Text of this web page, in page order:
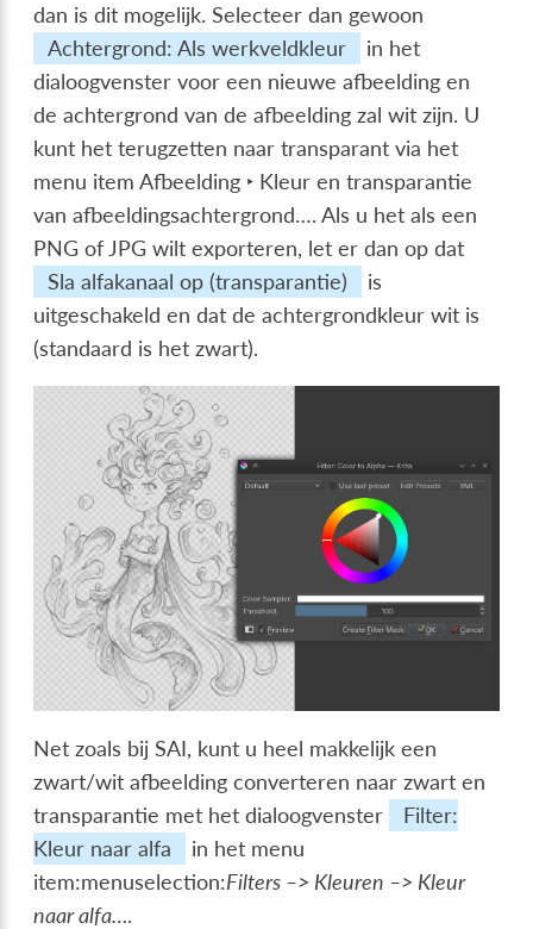
dan is dit mogelijk. Selecteer dan gewoon
Achtergrond: Als werkveldkleur
in het
dialoogvenster voor een nieuwe afbeelding en
de achtergrond van de afbeelding zal wit zijn. U
kunt het terugzetten naar transparant via het
menu itemAfbeelding ‣ Kleur en transparantie
van afbeeldingsachtergrond…. Als u het als een
PNG of JPG wilt exporteren, let er dan op dat
Sla alfakanaal op (transparantie)
is
uitgeschakeld en dat de achtergrondkleur wit is
(standaard is het zwart).
Net zoals bij SAI, kunt u heel makkelijk een
zwart/wit afbeelding converteren naar zwart en
transparantie met het dialoogvenster
Filter:
Kleur naar alfa
in het menu
item:menuselection:Filters –> Kleuren –> Kleur
naar alfa….